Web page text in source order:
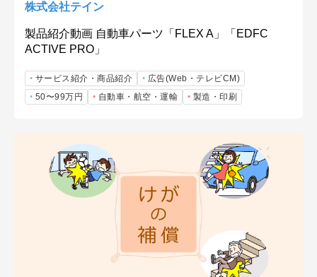
株式会社テイン
製品紹介動画 自動車パーツ「FLEX A」「EDFC
ACTIVE PRO」
サービス紹介・商品紹介
広告(Web・テレビCM)
50〜99万円
自動車・航空・運輸 製造・印刷